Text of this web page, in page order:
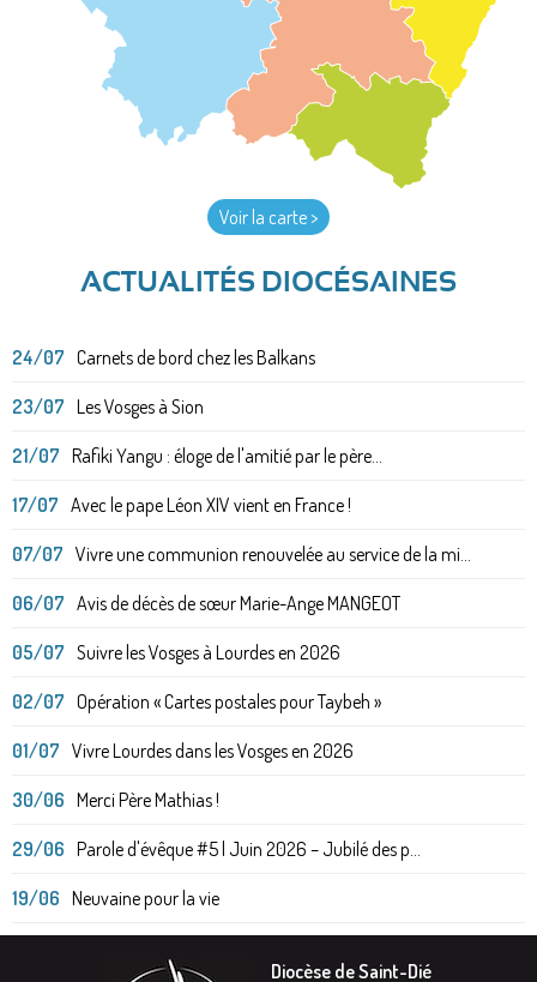
Voir la carte >
ACTUALITÉS DIOCÉSAINES
24/07 Carnets de bord chez les Balkans
23/07 Les Vosges à Sion
21/07 Rafiki Yangu : éloge de l'amitié par le père...
17/07 Avec le pape Léon XIV vient en France !
07/07 Vivre une communion renouvelée au service de la mi...
06/07 Avis de décès de sœur Marie-Ange MANGEOT
05/07 Suivre les Vosges à Lourdes en 2026
02/07 Opération « Cartes postales pour Taybeh »
01/07 Vivre Lourdes dans les Vosges en 2026
30/06 Merci Père Mathias !
29/06 Parole d'évêque #5 | Juin 2026 – Jubilé des p...
19/06 Neuvaine pour la vie
Diocèse de Saint-Dié